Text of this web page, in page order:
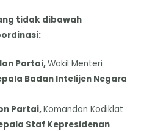
tidak dibawah
Partai,Wakil Menteri
Badan Intelijen Negara
Partai,Komandan Kodiklat
Staf Kepresidenan